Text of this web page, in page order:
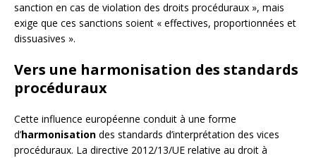
sanction en cas de violation des droits procéduraux », mais
exige que ces sanctions soient « effectives, proportionnées et
dissuasives ».
Vers une harmonisation des standards
procéduraux
Cette influence européenne conduit à une forme
d’harmonisation des standards d’interprétation des vices
procéduraux. La directive 2012/13/UE relative au droit à